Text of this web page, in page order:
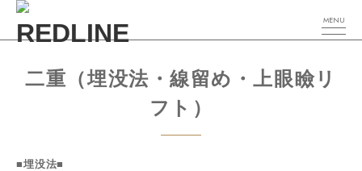
MENU
二重（埋没法・線留め・上眼瞼リ
フト）
■埋没法■